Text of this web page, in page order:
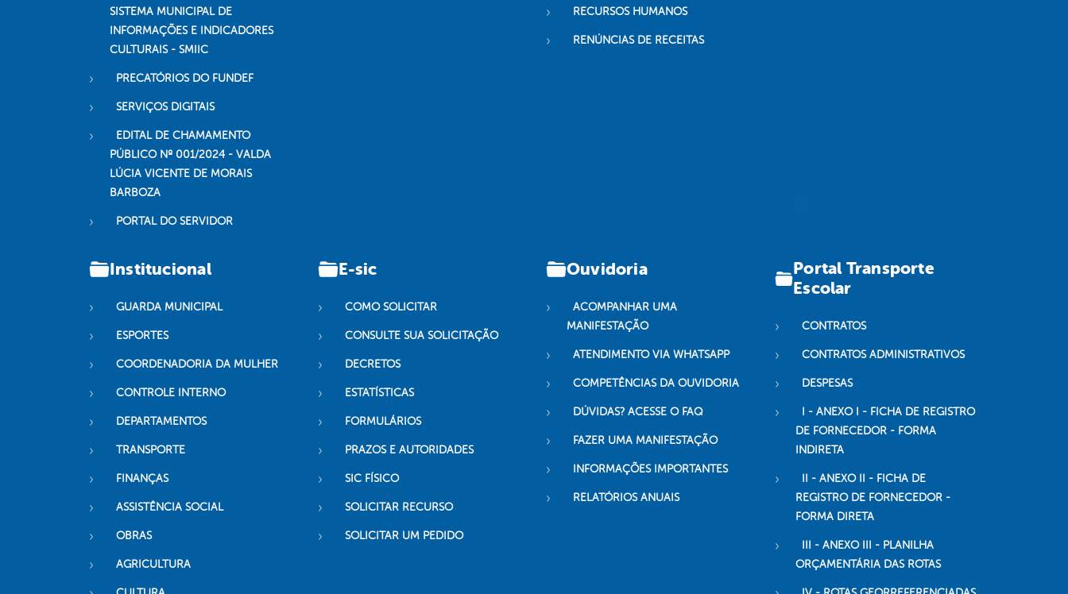
SISTEMA MUNICIPAL DE
INFORMAÇÕES E INDICADORES
CULTURAIS - SMIIC
PRECATÓRIOS DO FUNDEF
SERVIÇOS DIGITAIS
EDITAL DE CHAMAMENTO
PÚBLICO Nº 001/2024 - VALDA
LÚCIA VICENTE DE MORAIS
BARBOZA
PORTAL DO SERVIDOR
RECURSOS HUMANOS
RENÚNCIAS DE RECEITAS
Institucional
GUARDA MUNICIPAL
ESPORTES
COORDENADORIA DA MULHER
CONTROLE INTERNO
DEPARTAMENTOS
TRANSPORTE
FINANÇAS
ASSISTÊNCIA SOCIAL
OBRAS
AGRICULTURA
E-sic
COMO SOLICITAR
CONSULTE SUA SOLICITAÇÃO
DECRETOS
ESTATÍSTICAS
FORMULÁRIOS
PRAZOS E AUTORIDADES
SIC FÍSICO
SOLICITAR RECURSO
SOLICITAR UM PEDIDO
Ouvidoria
ACOMPANHAR UMA
MANIFESTAÇÃO
ATENDIMENTO VIA WHATSAPP
COMPETÊNCIAS DA OUVIDORIA
DÚVIDAS? ACESSE O FAQ
FAZER UMA MANIFESTAÇÃO
INFORMAÇÕES IMPORTANTES
RELATÓRIOS ANUAIS
Portal Transporte
Escolar
CONTRATOS
CONTRATOS ADMINISTRATIVOS
DESPESAS
I - ANEXO I - FICHA DE REGISTRO
DE FORNECEDOR - FORMA
INDIRETA
II - ANEXO II - FICHA DE
REGISTRO DE FORNECEDOR -
FORMA DIRETA
III - ANEXO III - PLANILHA
ORÇAMENTÁRIA DAS ROTAS